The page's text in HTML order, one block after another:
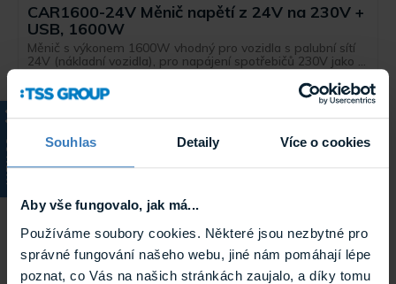
Souhlas Detaily Více o cookies
Aby vše fungovalo, jak má...
Používáme soubory cookies. Některé jsou nezbytné pro
správné fungování našeho webu, jiné nám pomáhají lépe
poznat, co Vás na našich stránkách zaujalo, a díky tomu
KATALOG
CAR1600-24V Měnič napětí z 24V na 230V +
USB, 1600W
Měnič s výkonem 1600W vhodný pro vozidla s palubní sítí
24V (nákladní vozidla), pro napájení spotřebičů 230V jako ...